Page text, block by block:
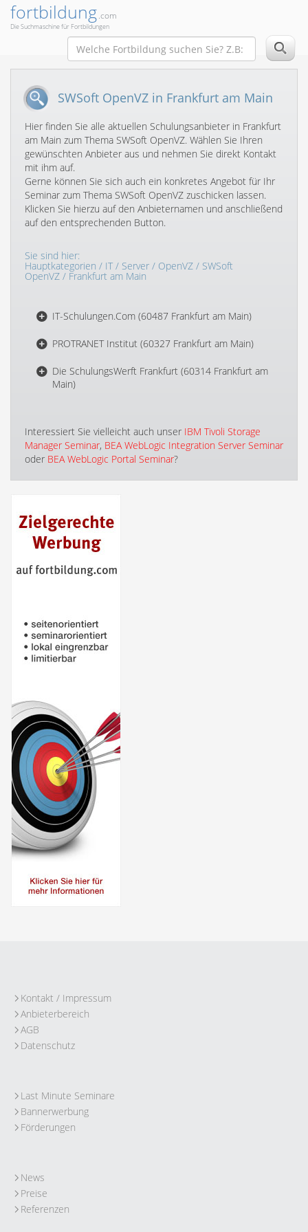
fortbildung.com
Die Suchmaschine für Fortbildungen
SWSoft OpenVZ in Frankfurt am Main
Hier finden Sie alle aktuellen Schulungsanbieter in Frankfurt
am Main zum Thema SWSoft OpenVZ. Wählen Sie Ihren
gewünschten Anbieter aus und nehmen Sie direkt Kontakt
mit ihm auf.
Gerne können Sie sich auch ein konkretes Angebot für Ihr
Seminar zum Thema SWSoft OpenVZ zuschicken lassen.
Klicken Sie hierzu auf den Anbieternamen und anschließend
auf den entsprechenden Button.
Sie sind hier:
Hauptkategorien / IT/ Server / OpenVZ / SWSoft
OpenVZ / Frankfurt am Main
IT-Schulungen.Com (60487 Frankfurt am Main)
PROTRANET Institut (60327 Frankfurt am Main)
Die SchulungsWerft Frankfurt (60314 Frankfurt am
Main)
Interessiert Sie vielleicht auch unser IBM Tivoli Storage
Manager Seminar, BEA WebLogic Integration Server Seminar
oder BEA WebLogic Portal Seminar?
Kontakt / Impressum
Anbieterbereich
AGB
Datenschutz
Last Minute Seminare
Bannerwerbung
Förderungen
News
Preise
Referenzen